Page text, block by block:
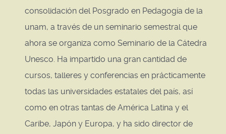
consolidación del Posgrado en Pedagogía de la
unam, a través de un seminario semestral que
ahora se organiza como Seminario de la Cátedra
Unesco. Ha impartido una gran cantidad de
cursos, talleres y conferencias en prácticamente
todas las universidades estatales del país, así
como en otras tantas de América Latina y el
Caribe, Japón y Europa, y ha sido director de